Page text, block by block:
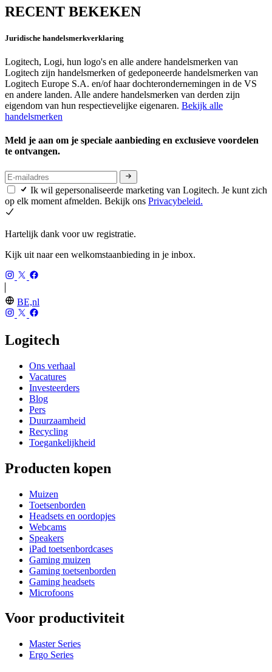
RECENT BEKEKEN
Juridische handelsmerkverklaring
Logitech, Logi, hun logo's en alle andere handelsmerken van
Logitech zijn handelsmerken of gedeponeerde handelsmerken van
Logitech Europe S.A. en/of haar dochterondernemingen in de VS
en andere landen. Alle andere handelsmerken van derden zijn
eigendom van hun respectievelijke eigenaren. Bekijk alle
handelsmerken
Meld je aan om je speciale aanbieding en exclusieve voordelen
te ontvangen.
Ik wil gepersonaliseerde marketing van Logitech. Je kunt zich
op elk moment afmelden. Bekijk ons Privacybeleid.
Hartelijk dank voor uw registratie.
Kijk uit naar een welkomstaanbieding in je inbox.
BE,nl
Logitech
Ons verhaal
Vacatures
Investeerders
Blog
Pers
Duurzaamheid
Recycling
Toegankelijkheid
Producten kopen
Muizen
Toetsenborden
Headsets en oordopjes
Webcams
Speakers
iPad toetsenbordcases
Gaming muizen
Gaming toetsenborden
Gaming headsets
Microfoons
Voor productiviteit
Master Series
Ergo Series